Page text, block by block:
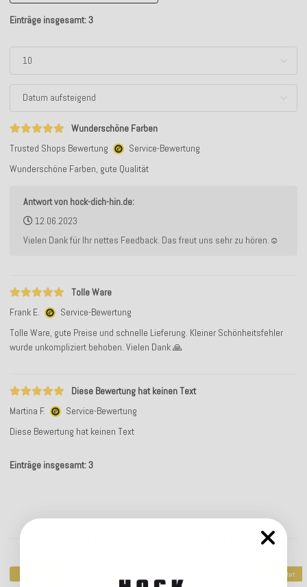
Einträge insgesamt: 3
Wunderschöne Farben
Trusted Shops Bewertung
Service-Bewertung
Wunderschöne Farben, gute Qualität
Antwort von hock-dich-hin.de:
12.06.2023
Vielen Dank für Ihr nettes Feedback. Das freut uns sehr zu hören.☺️
Tolle Ware
Frank E.
Service-Bewertung
Tolle Ware, gute Preise und schnelle Lieferung. Kleiner Schönheitsfehler
wurde unkompliziert behoben. Vielen Dank 🙏
Diese Bewertung hat keinen Text
Martina F.
Service-Bewertung
Diese Bewertung hat keinen Text
Einträge insgesamt: 3
Top bewertet Top bewertet